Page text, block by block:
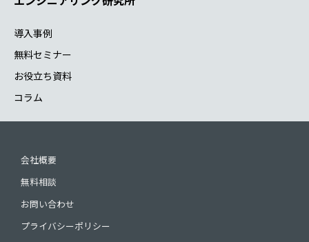
導入事例
無料セミナー
お役立ち資料
コラム
会社概要
無料相談
お問い合わせ
プライバシーポリシー